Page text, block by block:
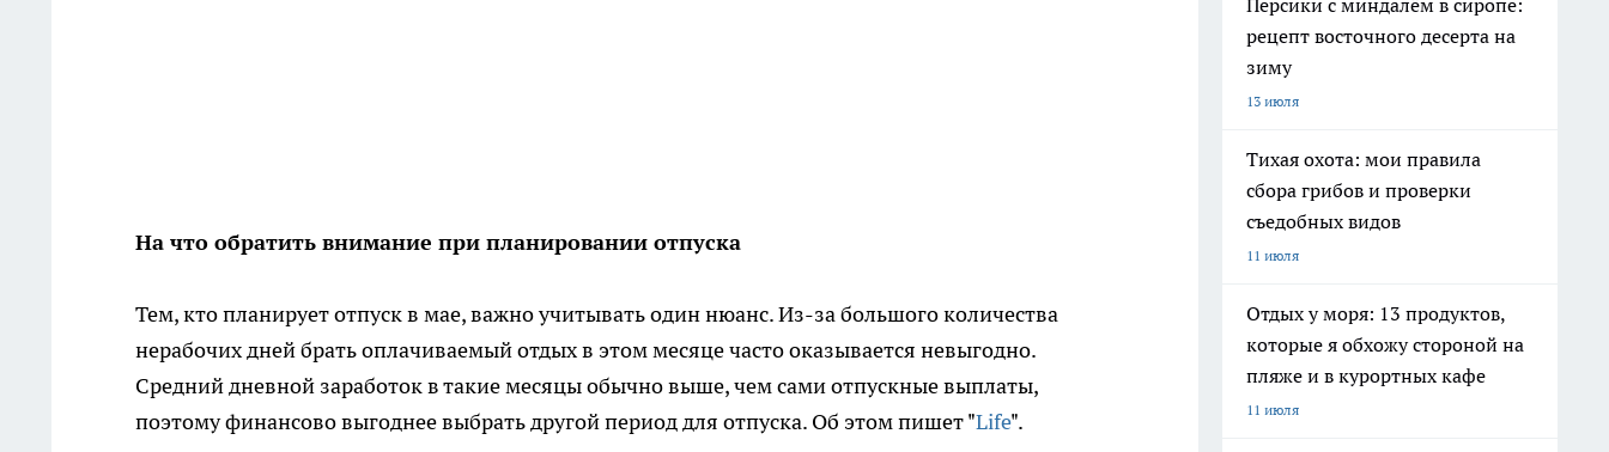
На что обратить внимание при планировании отпуска
Тем, кто планирует отпуск в мае, важно учитывать один нюанс. Из-за большого количества
нерабочих дней брать оплачиваемый отдых в этом месяце часто оказывается невыгодно.
Средний дневной заработок в такие месяцы обычно выше, чем сами отпускные выплаты,
поэтому финансово выгоднее выбрать другой период для отпуска. Об этом пишет "Life".
Персики с миндалём в сиропе:
рецепт восточного десерта на
зиму
13 июля
Тихая охота: мои правила
сбора грибов и проверки
съедобных видов
11 июля
Отдых у моря: 13 продуктов,
которые я обхожу стороной на
пляже и в курортных кафе
11 июля